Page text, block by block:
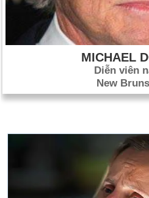
MICHAEL
Diễn viên
New